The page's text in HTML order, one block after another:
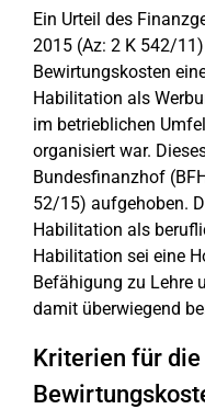
Ein Urteil des
2015 (Az: 2 K 542/
Bewirtungskosten
Habilitation als
im betrieblichen
organisiert war.
Bundesfinanzhof
52/15) aufgehoben.
Habilitation als
Habilitation sei eine
Befähigung zu Lehre
damit überwiegend
Kriterien für